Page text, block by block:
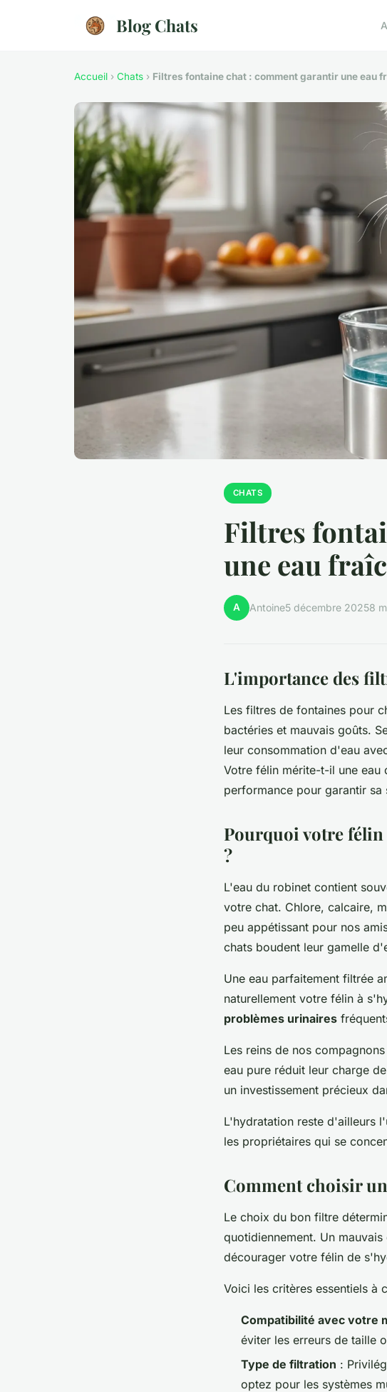
Blog Chats
Accueil › Chats › Filtres fontaine chat : comment garantir une eau
CHATS
Filtres
une eau
A Antoine5 décembre 20258
L'importance des
Les filtres de fontaines pour
bactéries et mauvais goûts.
leur consommation d'eau
Votre félin mérite-t-il une eau
performance pour garantir sa
Pourquoi votre
?
L'eau du robinet contient
votre chat. Chlore, calcaire,
peu appétissant pour nos
chats boudent leur gamelle
Une eau parfaitement filtrée
naturellement votre félin à
problèmes urinaires
Les reins de nos
eau pure réduit leur charge
un investissement précieux
L'hydratation reste d'ailleurs
les propriétaires qui se
Comment choisir
Le choix du bon filtre
quotidiennement. Un
décourager votre félin de
Voici les critères essentiels à
Compatibilité avec votre
éviter les erreurs de taille
Type de filtration :
optez pour les systèmes